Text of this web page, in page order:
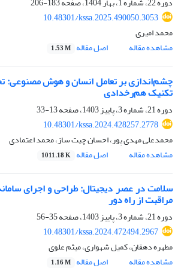
10.48301/kssa.2025.490050.3053
محمد امیری
مشاهده مقاله
اصل مقاله 1.53 M
چشم‌اندازی بر تعامل انسان و هوش مصنوعی:
تکنیک هم‌رخدادی
دوره 21، شماره 3، پاییز 1403، صفحه
13-33
10.48301/kssa.2024.428257.2778
محمدعلی مهدی پور، احسان چیت ساز، محمد اعتمادی
مشاهده مقاله
اصل مقاله 1011.18 K
سلامت در عصر دیجیتال: طراحی و اجرای
مراقبت از راه دور
دوره 21، شماره 3، پاییز 1403، صفحه
35-56
10.48301/kssa.2024.472494.2967
مطهره دهقان، کمیل شهواری، میثم علوی
مشاهده مقاله
اصل مقاله 1.16 M